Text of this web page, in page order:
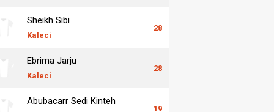
Sheikh Sibi
Kaleci
28
Ebrima Jarju
Kaleci
28
Abubacarr Sedi Kinteh
19